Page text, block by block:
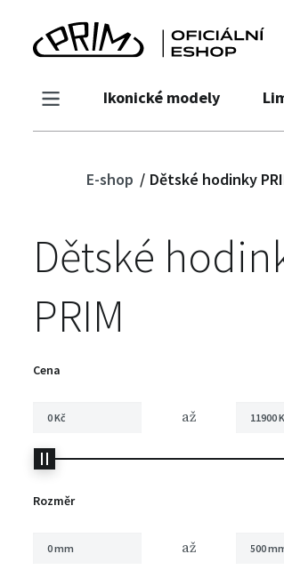
Ikonické modely
E-shop Dětské hodinky
Dětské
PRIM
Cena
až
Rozměr
až